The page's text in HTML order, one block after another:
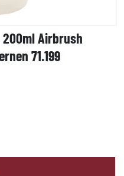
Airbrush
71.199